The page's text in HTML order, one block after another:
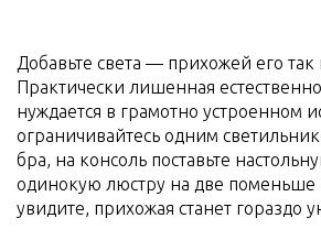
Добавьте света — прихожей его так
Практически лишенная
нуждается в грамотно устроенном
ограничивайтесь одним
бра, на консоль поставьте
одинокую люстру на две поменьше
увидите, прихожая станет гораздо